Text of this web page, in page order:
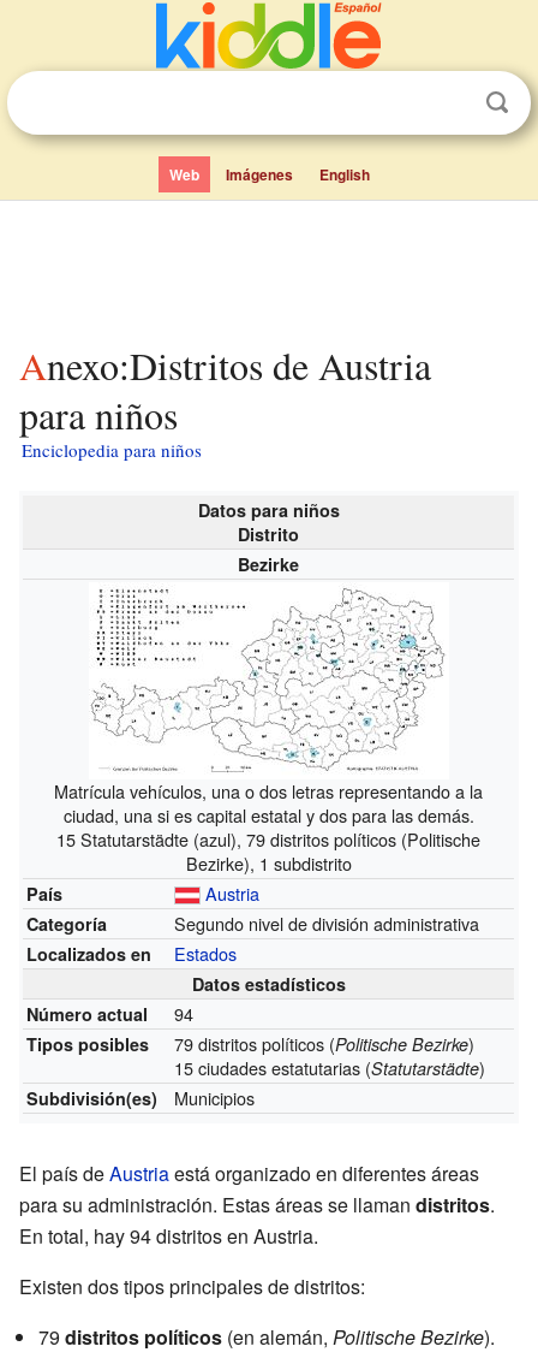
Web Imágenes English
Anexo:Distritos de Austria
para niños
Enciclopedia para niños
Datos para niños
Distrito
Bezirke
Matrícula vehículos, una o dos letras representando a la
ciudad, una si es capital estatal y dos para las demás.
15 Statutarstädte (azul), 79 distritos políticos (Politische
Bezirke), 1 subdistrito
País Austria
Categoría Segundo nivel de división administrativa
Localizados en Estados
Datos estadísticos
Número actual
94
Tipos posibles 79 distritos políticos (Politische Bezirke)
15 ciudades estatutarias (Statutarstädte)
Subdivisión(es) Municipios
El país deAustriaestá organizado en diferentes áreas
para su administración. Estas áreas se llaman distritos.
En total, hay 94 distritos en Austria.
Existen dos tipos principales de distritos:
79 distritos políticos (en alemán, Politische Bezirke).